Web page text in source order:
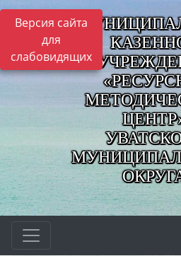
Версия сайта
для
слабовидящих